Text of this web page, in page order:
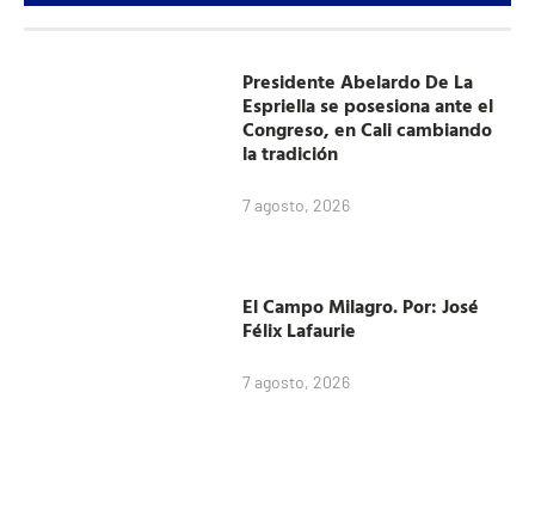
Presidente Abelardo De La
Espriella se posesiona ante el
Congreso, en Cali cambiando
la tradición
7 agosto, 2026
El Campo Milagro. Por: José
Félix Lafaurie
7 agosto, 2026